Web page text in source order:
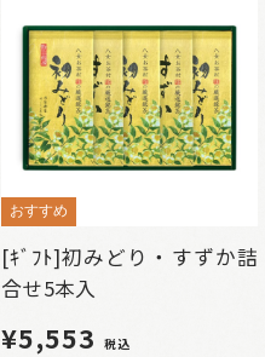
おすすめ
[ｷﾞﾌﾄ]初みどり・すずか詰
合せ5本入
¥5,553 税込